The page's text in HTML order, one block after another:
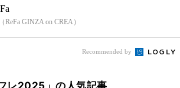
ReFa GINZA on CREA）
Recommended by